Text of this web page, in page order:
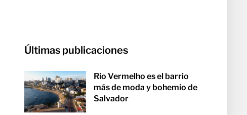
Últimas publicaciones
Rio Vermelho es el barrio
más de moda y bohemio de
Salvador